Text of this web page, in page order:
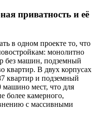
приватность и её
в одном проекте то, что
монолитно
без машин, подземный
квартир. В двух корпусах
квартир и подземный
машино мест, что для
более камерного,
с массивными